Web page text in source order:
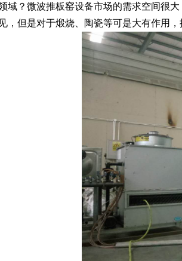
？微波推板窑设备市场的需求空间很大
，但是对于煅烧、陶瓷等可是大有作用